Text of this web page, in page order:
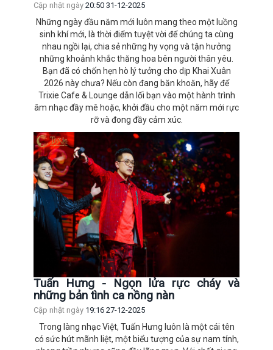
Cập nhật ngày 20:50 31-12-2025
Những ngày đầu năm mới luôn mang theo một luồng
sinh khí mới, là thời điểm tuyệt vời để chúng ta cùng
nhau ngồi lại, chia sẻ những hy vọng và tận hưởng
những khoảnh khắc thăng hoa bên người thân yêu.
Bạn đã có chốn hẹn hò lý tưởng cho dịp Khai Xuân
2026 này chưa? Nếu còn đang băn khoăn, hãy để
Trixie Cafe & Lounge dẫn lối bạn vào một hành trình
âm nhạc đầy mê hoặc, khởi đầu cho một năm mới rực
rỡ và đong đầy cảm xúc.
Tuấn Hưng - Ngọn lửa rực cháy và
những bản tình ca nồng nàn
Cập nhật ngày 19:16 27-12-2025
Trong làng nhạc Việt, Tuấn Hưng luôn là một cái tên
có sức hút mãnh liệt, một biểu tượng của sự nam tính,